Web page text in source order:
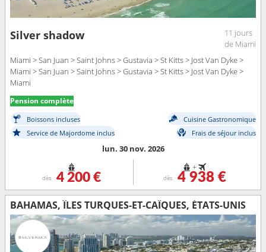
Silver shadow
11 jours
de Miami
Miami > San Juan > Saint Johns > Gustavia > St Kitts > Jost Van Dyke >
Miami > San Juan > Saint Johns > Gustavia > St Kitts > Jost Van Dyke >
Miami
Pension complète
Boissons incluses
Cuisine Gastronomique
Service de Majordome inclus
Frais de séjour inclus
lun. 30 nov. 2026
dès 4 200 €
+
dès 4 938 €
BAHAMAS, ÎLES TURQUES-ET-CAÏQUES, ÉTATS-UNIS